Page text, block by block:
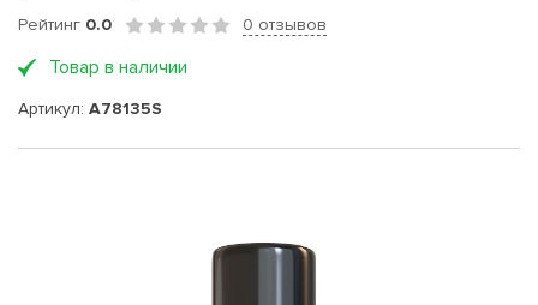
Рейтинг 0.0 0 отзывов
Товар в наличии
Артикул: A78135S